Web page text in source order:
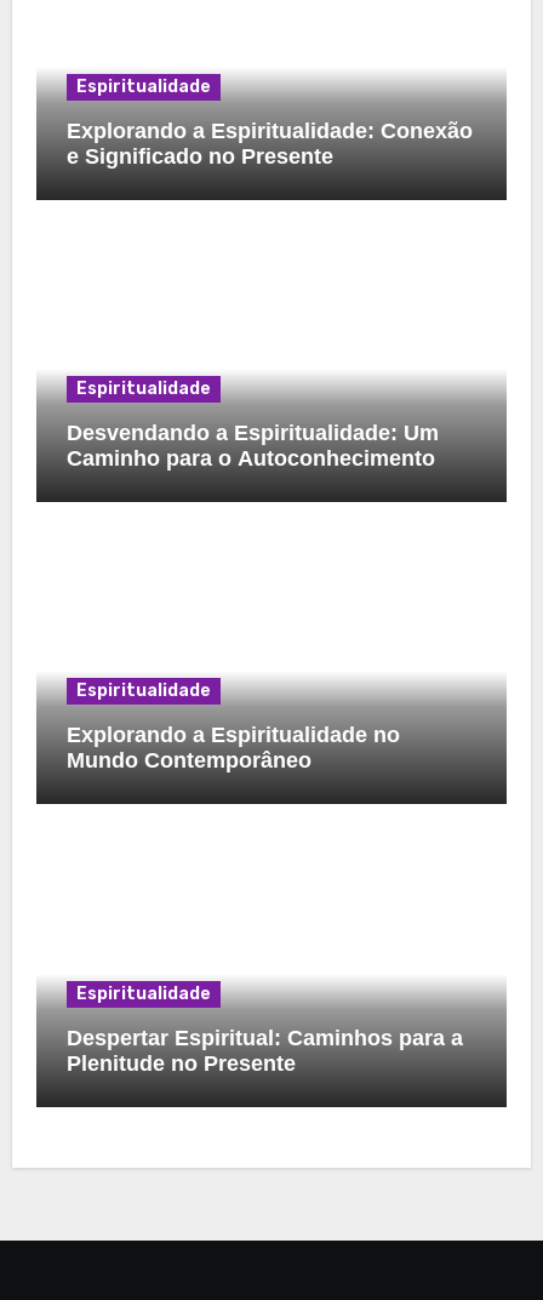
Espiritualidade
Explorando a Espiritualidade: Conexão
e Significado no Presente
Espiritualidade
Desvendando a Espiritualidade: Um
Caminho para o Autoconhecimento
Espiritualidade
Explorando a Espiritualidade no
Mundo Contemporâneo
Espiritualidade
Despertar Espiritual: Caminhos para a
Plenitude no Presente